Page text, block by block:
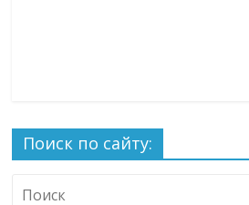
Поиск по сайту: